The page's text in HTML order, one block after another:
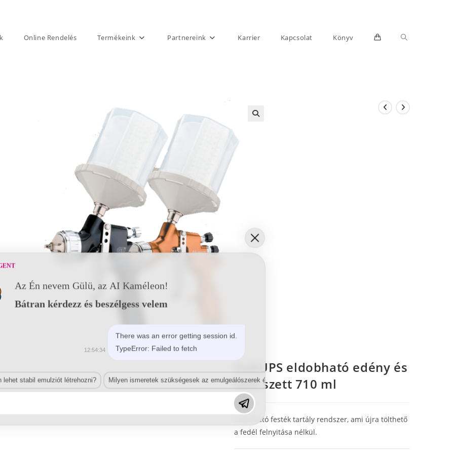
Online Rendelés Termékeink Partnereink Karrier Kapcsolat Könyv Toggle
website
DeKUPS eldobható edény és
tető szett 710 ml
Eldobható festék tartály rendszer, ami újra tölthető
a fedél felnyitása nélkül.
Az Én nevem Gülü, az AI Kaméleon!
Bátran kérdezz és beszélgess velem
There was an error getting session id.
TypeError: Failed to fetch
12:54:34
lehet stabil emulziót létrehozni? Milyen ismeretek szükségesek az emulgeálószerek és diszpergálószerek terén?